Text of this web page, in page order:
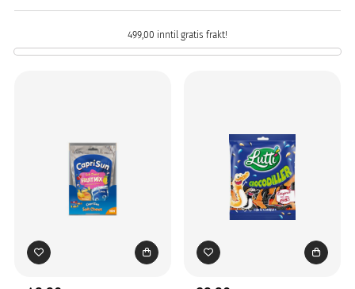
499,00 inntil gratis frakt!